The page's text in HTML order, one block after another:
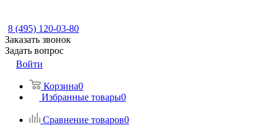
8 (495) 120-03-80
Заказать звонок
Задать вопрос
Войти
Корзина0
Избранные товары0
Сравнение товаров0